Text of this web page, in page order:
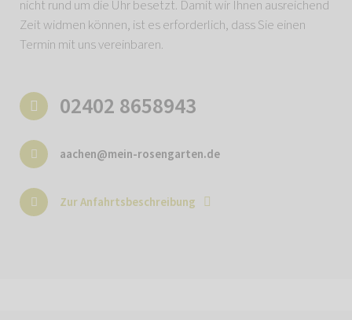
nicht rund um die Uhr besetzt. Damit wir Ihnen ausreichend
Zeit widmen können, ist es erforderlich, dass Sie einen
Termin mit uns vereinbaren.
02402 8658943
aachen@mein-rosengarten.de
Zur Anfahrtsbeschreibung